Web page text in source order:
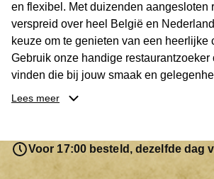
en flexibel. Met duizenden aangesloten
verspreid over heel België en
keuze om te genieten van een heerlijke
Gebruik onze handige restaurantzoeker
vinden die bij jouw smaak en
je keuze hebt gemaakt, kun je
resterende bedrag blijft gewoon op de
later worden gebruikt. Zo geniet je keer
Lees meer
Voor 17:00 besteld, dezelfde dag